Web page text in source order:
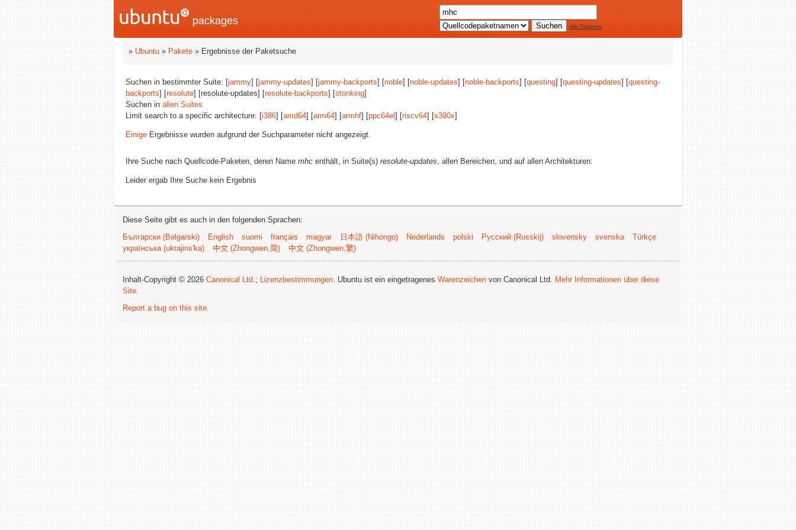
packages Alle Optionen
» Ubuntu » Pakete » Ergebnisse der Paketsuche
Suchen in bestimmter Suite: [jammy] [jammy-updates] [jammy-backports] [noble] [noble-updates] [noble-backports] [questing] [questing-updates] [questing-
backports] [resolute] [resolute-updates] [resolute-backports] [stonking]
Suchen in allen Suites
Limit search to a specific architecture: [i386] [amd64] [arm64] [armhf] [ppc64el ] [riscv64] [s390x]
Einige Ergebnisse wurden aufgrund der Suchparameter nicht angezeigt.
Ihre Suche nach Quellcode-Paketen, deren Name mhc enthält, in Suite(s) resolute-updates, allen Bereichen, und auf allen Architekturen:
Leider ergab Ihre Suche kein Ergebnis
Diese Seite gibt es auch in den folgenden Sprachen:
Български (Bəlgarski)
English suomi français magyar 日本語 (Nihongo) Nederlands polski Русский (Russkij) slovensky svenska
Türkçe
українська (ukrajins'ka)
中文 (Zhongwen,简) 中文 (Zhongwen,繁)
Inhalt-Copyright © 2026 Canonical Ltd.; Lizenzbestimmungen. Ubuntu ist ein eingetragenes Warenzeichen von Canonical Ltd. Mehr Informationen über diese
Site.
Report a bug on this site.